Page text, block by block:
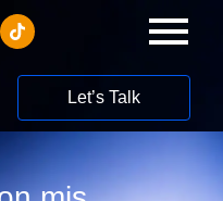
Let’s Talk